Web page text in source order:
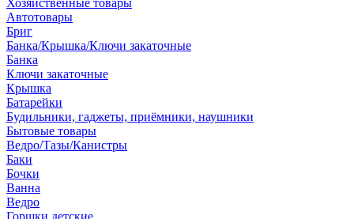
Хозяйственные товары
Автотовары
Бриг
Банка/Крышка/Ключи закаточные
Банка
Ключи закаточные
Крышка
Батарейки
Будильники, гаджеты, приёмники, наушники
Бытовые товары
Ведро/Тазы/Канистры
Баки
Бочки
Ванна
Ведро
Горшки детские